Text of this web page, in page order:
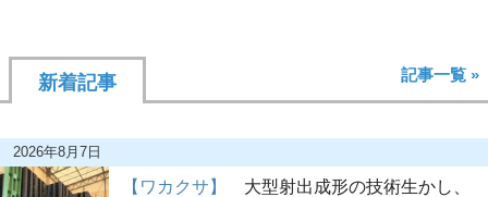
新着記事 記事一覧 »
2026年8月7日
【ワカクサ】
大型射出成形の技術生かし、